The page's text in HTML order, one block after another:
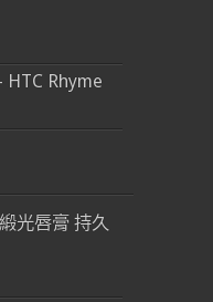
HTC Rhyme
光唇膏 持久